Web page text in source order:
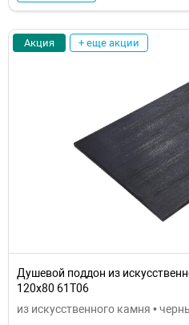
Акция + еще акции
Душевой поддон из
120x80 61T06
из искусственного камня •